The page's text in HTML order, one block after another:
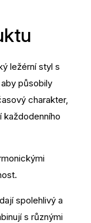
ležérní styl s
působily
charakter,
každodenního
spolehlivý a
s různými